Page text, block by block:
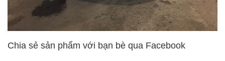
Chia sẻ sản phẩm với bạn bè qua Facebook